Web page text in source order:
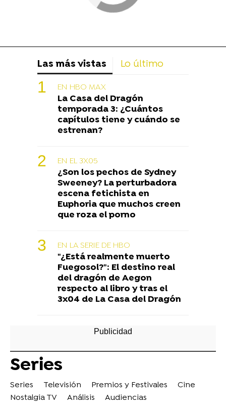
Las más vistas Lo último
EN HBO MAX
La Casa del Dragón
temporada 3: ¿Cuántos
capítulos tiene y cuándo se
estrenan?
EN EL 3X05
¿Son los pechos de Sydney
Sweeney? La perturbadora
escena fetichista en
Euphoria que muchos creen
que roza el porno
EN LA SERIE DE HBO
"¿Está realmente muerto
Fuegosol?": El destino real
del dragón de Aegon
respecto al libro y tras el
3x04 de La Casa del Dragón
Series
Series Televisión Premios y Festivales
Cine
Nostalgia TV
Análisis Audiencias